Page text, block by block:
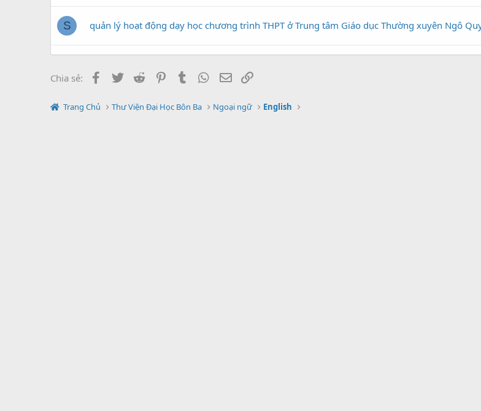
S quản lý hoạt động dạy học chương trình THPT ở Trung tâm Giáo dục Thường xuyên Ngô
R quản lý hoạt động dạy học ở Trung tâm giáo dục thường xuyên huyện Văn Lãng, tỉnh Lạng
Chia sẻ: Facebook
Twitter Reddit PinterestTumblrWhatsAppĐịa chỉ Email
Trang Chủ Thư Viện Đại Học Bôn Ba Ngoại ngữ English